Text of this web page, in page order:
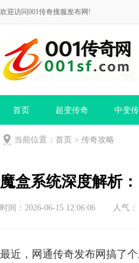
欢迎访问001传奇搜服发布网!
首页 超变传奇 中变
当前位置： 首页 > 传奇攻略
魔盒系统深度解析
时间：2026-06-15 12:06:06 人气：
最近，网通传奇发布网搞了